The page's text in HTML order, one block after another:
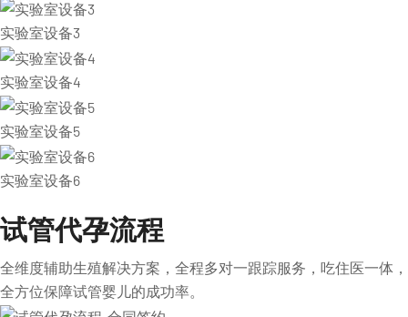
实验室设备3
实验室设备4
实验室设备5
实验室设备6
试管代孕流程
全维度辅助生殖解决方案，全程多对一跟踪服务，吃住医一体，
全方位保障试管婴儿的成功率。